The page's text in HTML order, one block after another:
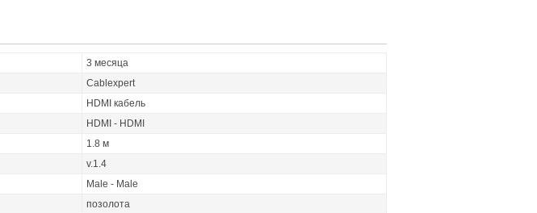
3 месяца
Cablexpert
HDMI кабель
HDMI - HDMI
1.8 м
v.1.4
Male - Male
позолота